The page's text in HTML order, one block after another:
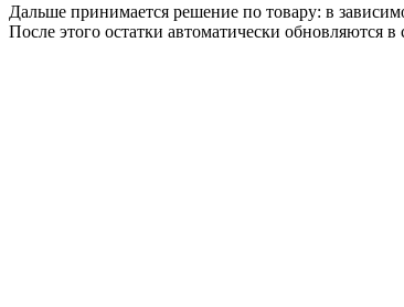
Дальше принимается решение по товару: в
После этого остатки автоматически обновляются